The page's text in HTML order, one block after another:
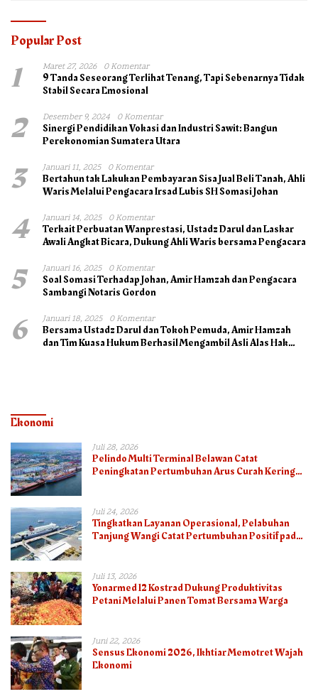
Popular Post
1 Maret 27, 2026 0 Komentar
9 Tanda Seseorang Terlihat Tenang, Tapi Sebenarnya Tidak
Stabil Secara Emosional
2 Desember 9, 2024 0 Komentar
Sinergi Pendidikan Vokasi dan Industri Sawit: Bangun
Perekonomian Sumatera Utara
3 Januari 11, 2025 0 Komentar
Bertahun tak Lakukan Pembayaran Sisa Jual Beli Tanah, Ahli
Waris Melalui Pengacara Irsad Lubis SH Somasi Johan
4 Januari 14, 2025 0 Komentar
Terkait Perbuatan Wanprestasi, Ustadz Darul dan Laskar
Awali Angkat Bicara, Dukung Ahli Waris bersama Pengacara
5 Januari 16, 2025 0 Komentar
Soal Somasi Terhadap Johan, Amir Hamzah dan Pengacara
Sambangi Notaris Gordon
6 Januari 18, 2025 0 Komentar
Bersama Ustadz Darul dan Tokoh Pemuda, Amir Hamzah
dan Tim Kuasa Hukum Berhasil Mengambil Asli Alas Hak
Ekonomi
Juli 28, 2026
Pelindo Multi Terminal Belawan Catat
Peningkatan Pertumbuhan Arus Curah Kering
Juli 24, 2026
Tingkatkan Layanan Operasional, Pelabuhan
Tanjung Wangi Catat Pertumbuhan Positif pada
Juli 13, 2026
Yonarmed 12 Kostrad Dukung Produktivitas
Petani Melalui Panen Tomat Bersama Warga
Juni 22, 2026
Sensus Ekonomi 2026, Ikhtiar Memotret Wajah
Ekonomi